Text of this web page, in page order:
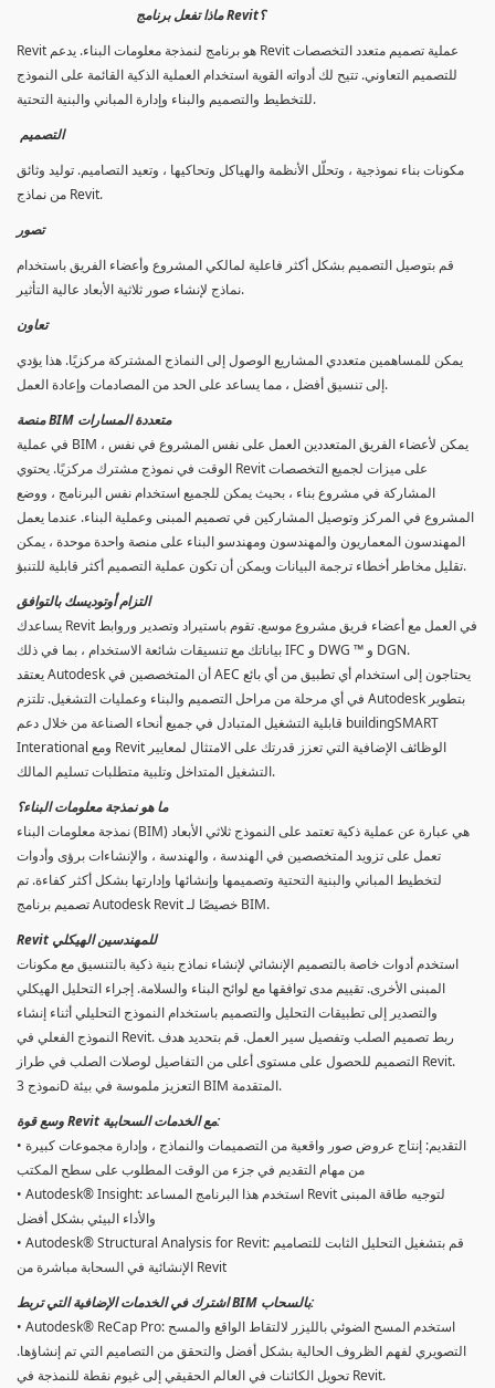
ماذا تفعل برنامج Revit؟
Revit هو برنامج لنمذجة معلومات البناء. يدعم Revit عملية تصميم متعدد التخصصات
للتصميم التعاوني. تتيح لك أدواته القوية استخدام العملية الذكية القائمة على النموذج
للتخطيط والتصميم والبناء وإدارة المباني والبنية التحتية.
التصميم
مكونات بناء نموذجية ، وتحلّل الأنظمة والهياكل وتحاكيها ، وتعيد التصاميم. توليد وثائق
من نماذج Revit.
تصور
قم بتوصيل التصميم بشكل أكثر فاعلية لمالكي المشروع وأعضاء الفريق باستخدام
نماذج لإنشاء صور ثلاثية الأبعاد عالية التأثير.
تعاون
يمكن للمساهمين متعددي المشاريع الوصول إلى النماذج المشتركة مركزيًا. هذا يؤدي
إلى تنسيق أفضل ، مما يساعد على الحد من المصادمات وإعادة العمل.
منصة BIM متعددة المسارات
في عملية BIM ، يمكن لأعضاء الفريق المتعددين العمل على نفس المشروع في نفس
الوقت في نموذج مشترك مركزيًا. يحتوي Revit على ميزات لجميع التخصصات
المشاركة في مشروع بناء ، بحيث يمكن للجميع استخدام نفس البرنامج ، ووضع
المشروع في المركز وتوصيل المشاركين في تصميم المبنى وعملية البناء. عندما يعمل
المهندسون المعماريون والمهندسون ومهندسو البناء على منصة واحدة موحدة ، يمكن
تقليل مخاطر أخطاء ترجمة البيانات ويمكن أن تكون عملية التصميم أكثر قابلية للتنبؤ.
التزام أوتوديسك بالتوافق
يساعدك Revit في العمل مع أعضاء فريق مشروع موسع. تقوم باستيراد وتصدير وروابط
بياناتك مع تنسيقات شائعة الاستخدام ، بما في ذلك IFC و DWG ™ و DGN.
يعتقد Autodesk أن المتخصصين في AEC يحتاجون إلى استخدام أي تطبيق من أي بائع
في أي مرحلة من مراحل التصميم والبناء وعمليات التشغيل. تلتزم Autodesk بتطوير
قابلية التشغيل المتبادل في جميع أنحاء الصناعة من خلال دعم buildingSMART
Interational ومع Revit الوظائف الإضافية التي تعزز قدرتك على الامتثال لمعايير
التشغيل المتداخل وتلبية متطلبات تسليم المالك.
ما هو نمذجة معلومات البناء؟
نمذجة معلومات البناء (BIM) هي عبارة عن عملية ذكية تعتمد على النموذج ثلاثي الأبعاد
تعمل على تزويد المتخصصين في الهندسة ، والهندسة ، والإنشاءات برؤى وأدوات
لتخطيط المباني والبنية التحتية وتصميمها وإنشائها وإدارتها بشكل أكثر كفاءة. تم
تصميم برنامج Autodesk Revit خصيصًا لـ BIM.
Revit للمهندسين الهيكلي
استخدم أدوات خاصة بالتصميم الإنشائي لإنشاء نماذج بنية ذكية بالتنسيق مع مكونات
المبنى الأخرى. تقييم مدى توافقها مع لوائح البناء والسلامة. إجراء التحليل الهيكلي
والتصدير إلى تطبيقات التحليل والتصميم باستخدام النموذج التحليلي أثناء إنشاء
النموذج الفعلي في Revit. ربط تصميم الصلب وتفصيل سير العمل. قم بتحديد هدف
التصميم للحصول على مستوى أعلى من التفاصيل لوصلات الصلب في طراز Revit.
نموذج 3D التعزيز ملموسة في بيئة BIM المتقدمة.
وسع قوة Revit مع الخدمات السحابية:
• التقديم: إنتاج عروض صور واقعية من التصميمات والنماذج ، وإدارة مجموعات كبيرة
من مهام التقديم في جزء من الوقت المطلوب على سطح المكتب
• Autodesk® Insight: استخدم هذا البرنامج المساعد Revit لتوجيه طاقة المبنى
والأداء البيئي بشكل أفضل
• Autodesk® Structural Analysis for Revit: قم بتشغيل التحليل الثابت للتصاميم
الإنشائية في السحابة مباشرة من Revit
اشترك في الخدمات الإضافية التي تربط BIM بالسحاب:
• Autodesk® ReCap Pro: استخدم المسح الضوئي بالليزر لالتقاط الواقع والمسح
التصويري لفهم الظروف الحالية بشكل أفضل والتحقق من التصاميم التي تم إنشاؤها.
تحويل الكائنات في العالم الحقيقي إلى غيوم نقطة للنمذجة في Revit.